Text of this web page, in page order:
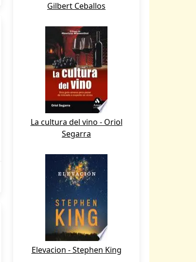
Gilbert Ceballos
La cultura del vino - Oriol
Segarra
Elevacion - Stephen King